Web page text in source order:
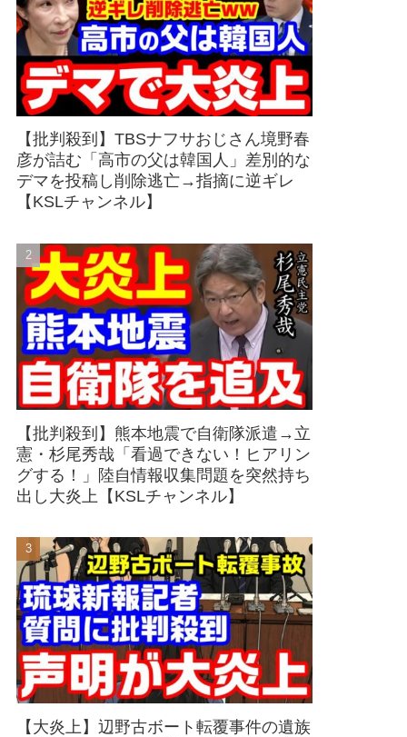
【批判殺到】TBSナフサおじさん境野春
彦が詰む「高市の父は韓国人」差別的な
デマを投稿し削除逃亡→指摘に逆ギレ
【KSLチャンネル】
【批判殺到】熊本地震で自衛隊派遣→立
憲・杉尾秀哉「看過できない！ヒアリン
グする！」陸自情報収集問題を突然持ち
出し大炎上【KSLチャンネル】
【大炎上】辺野古ボート転覆事件の遺族